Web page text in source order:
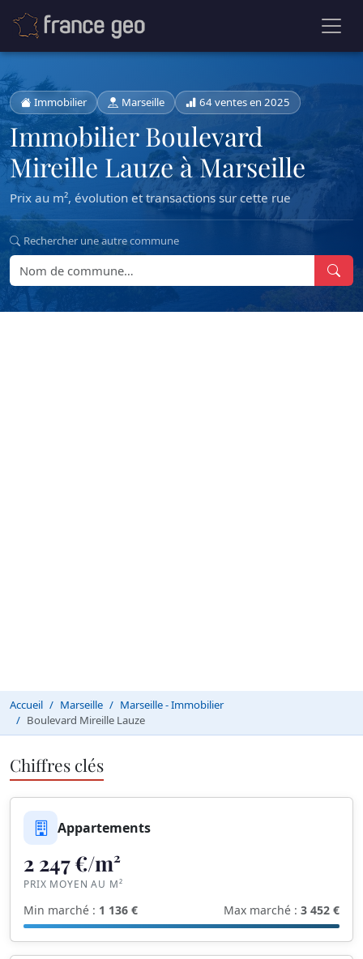
Immobilier Marseille 64 ventes en 2025
Immobilier Boulevard
Mireille Lauze à Marseille
Prix au m², évolution et transactions sur cette rue
Rechercher une autre commune
Accueil Marseille
Marseille - Immobilier
Boulevard Mireille Lauze
Chiffres clés
Appartements
2 247 €/m²
PRIX MOYEN AU M²
Min marché : 1 136 € Max marché : 3 452 €